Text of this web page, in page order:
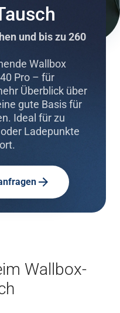
und bis zu 260
Wallbox
Pro – für
Überblick über
gute Basis für
Ideal für zu
Ladepunkte
Wallbox-